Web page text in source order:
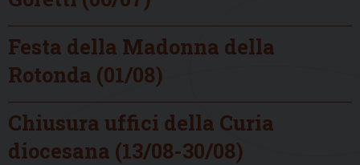
Festa della Madonna della
Rotonda (01/08)
Chiusura uffici della Curia
diocesana (13/08-30/08)